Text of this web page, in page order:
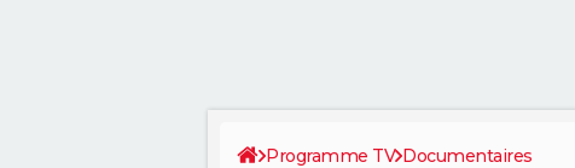
Programme TV Documentaires